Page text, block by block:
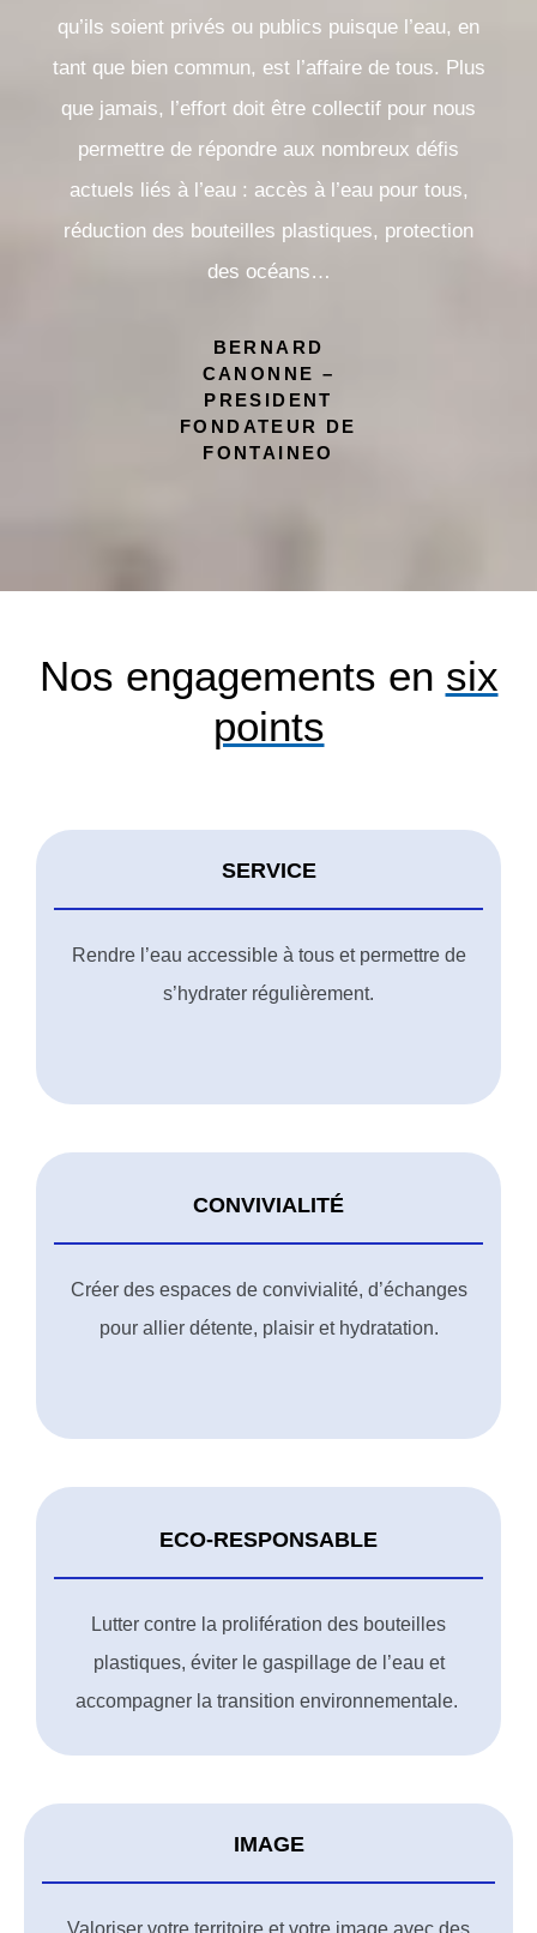
qu’ils soient privés ou publics puisque l’eau, en
tant que bien commun, est l’affaire de tous. Plus
que jamais, l’effort doit être collectif pour nous
permettre de répondre aux nombreux défis
actuels liés à l’eau : accès à l’eau pour tous,
réduction des bouteilles plastiques, protection
des océans…
BERNARD
CANONNE –
PRESIDENT
FONDATEUR DE
FONTAINEO
Nos engagements en six
points
SERVICE
Rendre l’eau accessible à tous et permettre de
s’hydrater régulièrement.
CONVIVIALITÉ
Créer des espaces de convivialité, d’échanges
pour allier détente, plaisir et hydratation.
ECO-RESPONSABLE
Lutter contre la prolifération des bouteilles
plastiques, éviter le gaspillage de l’eau et
accompagner la transition environnementale.
IMAGE